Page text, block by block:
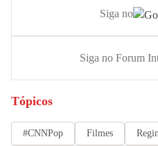
Siga no
Siga no Forum
Tópicos
#CNNPop Filmes